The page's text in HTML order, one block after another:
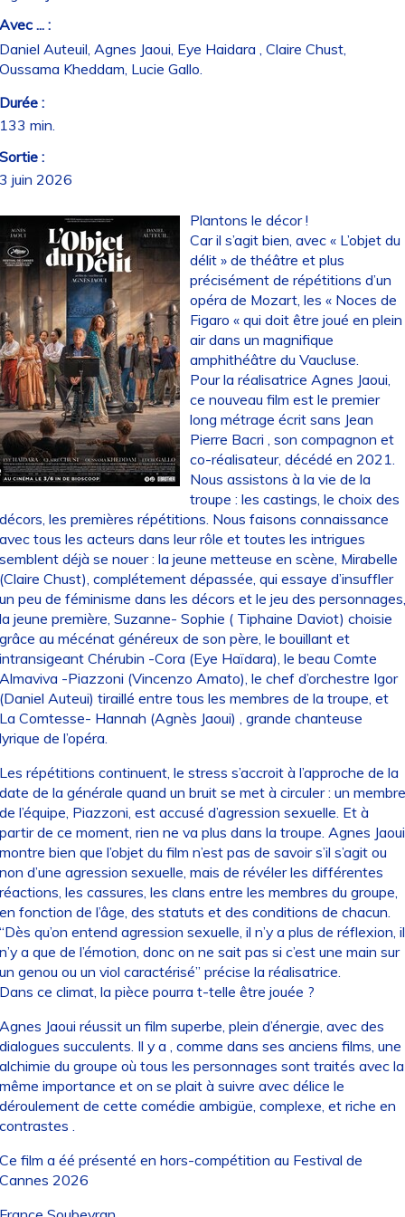
... :
Auteuil, Agnes Jaoui, Eye Haidara , Claire Chust,
Kheddam, Lucie Gallo.
:
min.
:
juin 2026
Plantons le décor !
Car il s’agit bien, avec « L’objet du
délit » de théâtre et plus
précisément de répétitions d’un
opéra de Mozart, les « Noces de
Figaro « qui doit être joué en plein
air dans un magnifique
amphithéâtre du Vaucluse.
Pour la réalisatrice Agnes Jaoui,
ce nouveau film est le premier
long métrage écrit sans Jean
Pierre Bacri , son compagnon et
co-réalisateur, décédé en 2021.
Nous assistons à la vie de la
troupe : les castings, le choix des
les premières répétitions. Nous faisons connaissance
tous les acteurs dans leur rôle et toutes les intrigues
déjà se nouer : la jeune metteuse en scène, Mirabelle
Chust), complétement dépassée, qui essaye d’insuffler
peu de féminisme dans les décors et le jeu des personnages,
jeune première, Suzanne- Sophie ( Tiphaine Daviot) choisie
au mécénat généreux de son père, le bouillant et
Chérubin -Cora (Eye Haïdara), le beau Comte
-Piazzoni (Vincenzo Amato), le chef d’orchestre Igor
Auteui) tiraillé entre tous les membres de la troupe, et
Comtesse- Hannah (Agnès Jaoui) , grande chanteuse
de l’opéra.
répétitions continuent, le stress s’accroit à l’approche de la
de la générale quand un bruit se met à circuler : un membre
l’équipe, Piazzoni, est accusé d’agression sexuelle. Et à
de ce moment, rien ne va plus dans la troupe. Agnes Jaoui
bien que l’objet du film n’est pas de savoir s’il s’agit ou
d’une agression sexuelle, mais de révéler les différentes
les cassures, les clans entre les membres du groupe,
fonction de l’âge, des statuts et des conditions de chacun.
qu’on entend agression sexuelle, il n’y a plus de réflexion, il
a que de l’émotion, donc on ne sait pas si c’est une main sur
genou ou un viol caractérisé” précise la réalisatrice.
ce climat, la pièce pourra t-telle être jouée ?
Jaoui réussit un film superbe, plein d’énergie, avec des
succulents. Il y a , comme dans ses anciens films, une
du groupe où tous les personnages sont traités avec la
importance et on se plait à suivre avec délice le
de cette comédie ambigüe, complexe, et riche en
.
film a éé présenté en hors-compétition au Festival de
2026